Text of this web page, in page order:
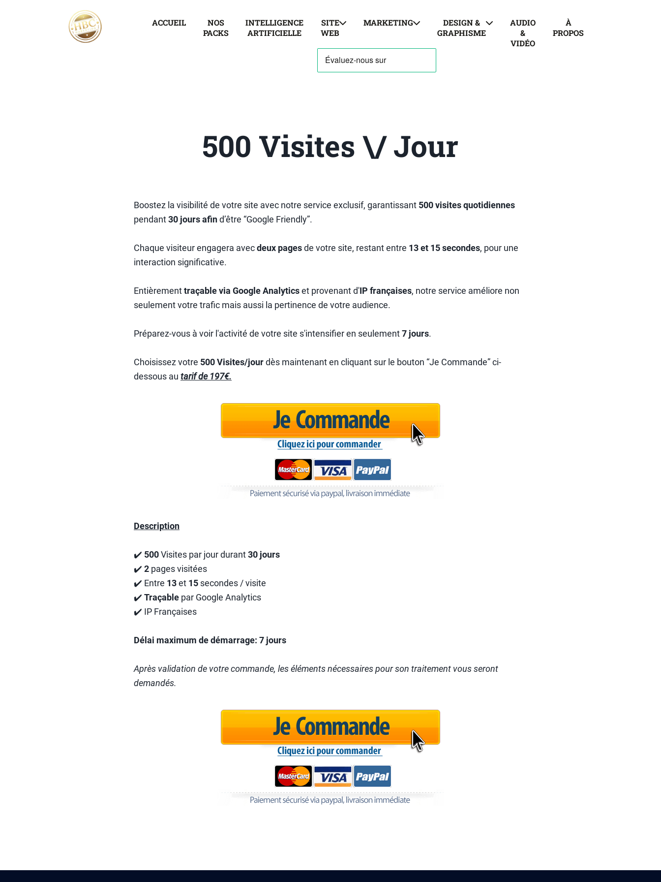
ACCUEIL
NOS
PACKS
INTELLIGENCE
ARTIFICIELLE
SITE
WEB
MARKETING
DESIGN &
GRAPHISME
AUDIO
&
VIDÉO
À
PROPOS
500 Visites \/ Jour
Boostez la visibilité de votre site avec notre service exclusif, garantissant 500 visites quotidiennes
pendant30 jours afind’être “Google Friendly”.
Chaque visiteur engagera avecdeux pagesde votre site, restant entre 13 et 15 secondes, pour une
interaction significative.
Entièrementtraçable via Google Analyticset provenant d'IP françaises, notre service améliore non
seulement votre trafic mais aussi la pertinence de votre audience.
Préparez-vous à voir l'activité de votre site s'intensifier en seulement7 jours.
Choisissez votre 500 Visites/jourdès maintenant en cliquant sur le bouton “Je Commande” ci-
dessous au tarif de 197€.
Description
✔️ 500Visites par jour durant30 jours
✔️ 2 pages visitées
✔️ Entre 13et 15 secondes / visite
✔️ Traçable par Google Analytics
✔️ IP Françaises
Délai maximum de démarrage: 7 jours
Après validation de votre commande, les éléments nécessaires pour son traitement vous seront
demandés.